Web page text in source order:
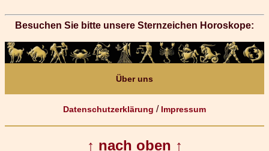
Besuchen Sie bitte unsere Sternzeichen Horoskope:
Über uns
Datenschutzerklärung / Impressum
↑ nach oben ↑